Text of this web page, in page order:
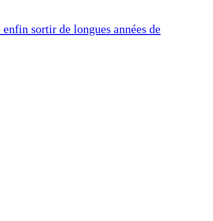
sortir de longues années de